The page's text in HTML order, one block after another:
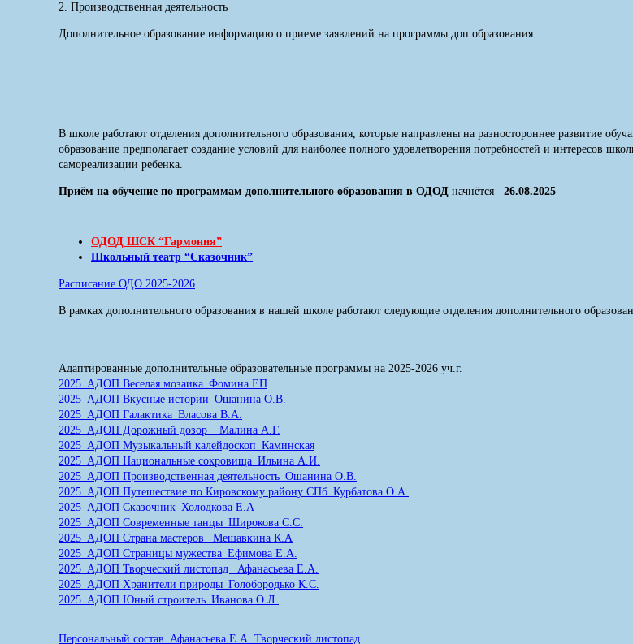
2. Производственная деятельность
Дополнительное образование информацию о приеме заявлений на программы доп образования:
В школе работают отделения дополнительного образования, которые направлены на разностороннее развитие
образование предполагает создание условий для наиболее полного удовлетворения потребностей и интересов
самореализации ребенка.
Приём на обучение по программам дополнительного образования в ОДОД начнётся 26.08.2025
ОДОД ШСК “Гармония”
Школьный театр “Сказочник”
Расписание ОДО 2025-2026
В рамках дополнительного образования в нашей школе работают следующие отделения дополнительного
Адаптированные дополнительные образовательные программы на 2025-2026 уч.г.
2025_АДОП Веселая мозаика_Фомина ЕП
2025_АДОП Вкусные истории_Ошанина О.В.
2025_АДОП Галактика_Власова В.А.
2025_АДОП Дорожный дозор _ Малина А.Г.
2025_АДОП Музыкальный калейдоскоп_Каминская
2025_АДОП Национальные сокровища_Ильина А.И.
2025_АДОП Производственная деятельность_Ошанина О.В.
2025_АДОП Путешествие по Кировскому району СПб_Курбатова О.А.
2025_АДОП Сказочник_Холодкова Е.А
2025_АДОП Современные танцы_Широкова С.С.
2025_АДОП Страна мастеров _Мешавкина К.А
2025_АДОП Страницы мужества_Ефимова Е.А.
2025_АДОП Творческий листопад _Афанасьева Е.А.
2025_АДОП Хранители природы_Голобородько К.С.
2025_АДОП Юный строитель_Иванова О.Л.
Персональный состав_Афанасьева Е.А. Творческий листопад